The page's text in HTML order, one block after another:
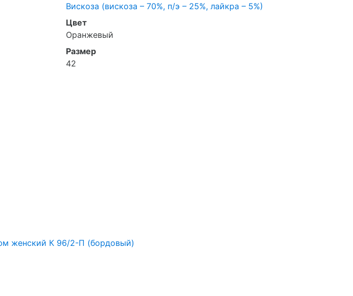
Вискоза (вискоза – 70%, п/э – 25%, лайкра – 5%)
Цвет
Оранжевый
Размер
42